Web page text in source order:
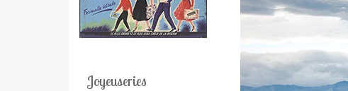
Joyeuseries